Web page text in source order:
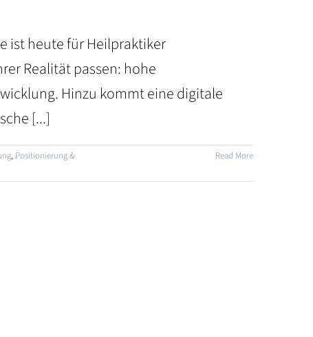
ist heute für Heilpraktiker
Realität passen: hohe
Hinzu kommt eine digitale
[...]
, Positionierung &
Read More